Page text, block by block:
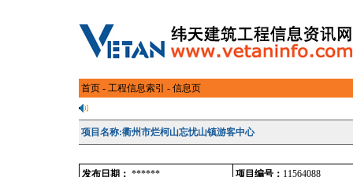
首页 - 工程信息索引 - 信息页
项目名称:衢州市烂柯山忘忧山镇游客中心
发布日期： ****** 项目编号： 11564088